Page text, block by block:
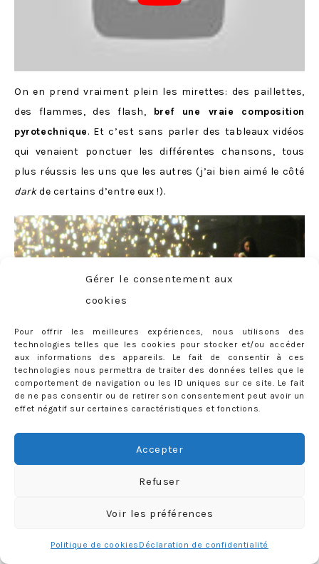
Gérer le consentement aux
cookies
Pour offrir les meilleures expériences, nous utilisons des
technologies telles que les cookies pour stocker et/ou accéder
aux informations des appareils. Le fait de consentir à ces
technologies nous permettra de traiter des données telles que le
comportement de navigation ou les ID uniques sur ce site. Le fait
de ne pas consentir ou de retirer son consentement peut avoir un
effet négatif sur certaines caractéristiques et fonctions.
Accepter
Refuser
Voir les préférences
Politique de cookies Déclaration de confidentialité
On en prend vraiment plein les mirettes: des paillettes,
des flammes, des flash, bref une vraie composition
pyrotechnique. Et c’est sans parler des tableaux vidéos
qui venaient ponctuer les différentes chansons, tous
plus réussis les uns que les autres (j’ai bien aimé le côté
darkde certains d’entre eux !).